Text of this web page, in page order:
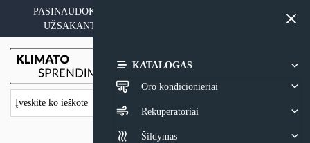
content
PASINAUDOKITE YPATINGAIS KAINOS PASIŪLYMAIS
UŽSAKANT ĮRANGĄ SU MONTAVIMO PASLAUGA
KATALOGAS
Oro kondicionieriai
Rekuperatoriai
Šildymas